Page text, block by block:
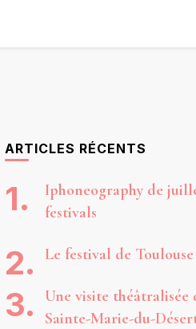
ARTICLES RÉCENTS
Iphoneography de
festivals
Le festival de Toulouse
Une visite théâtralisée
Sainte-Marie-du-